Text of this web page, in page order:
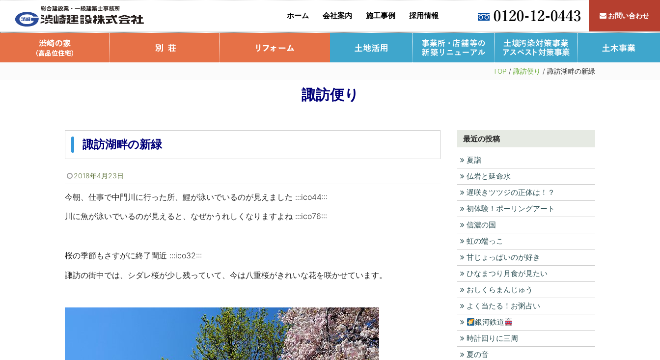
ホーム 会社案内
会社案内 社長挨拶 社員紹介 すわっこ倶楽部
施工事例
渋崎の家（高品位住宅） 事業所・店舗・介護施設
採用情報 お問い合わせ
家づくりの流れ
リフォーム施工事例
TOP / 諏訪便り / 諏訪湖畔の新緑
諏訪便り
諏訪湖畔の新緑
2018年4月23日
今朝、仕事で中門川に行った所、鯉が泳いでいるのが見えました :::ico44:::
川に魚が泳いでいるのが見えると、なぜかうれしくなりますよね :::ico76:::
桜の季節もさすがに終了間近 :::ico32:::
諏訪の街中では、シダレ桜が少し残っていて、今は八重桜がきれいな花を咲かせています。
最近の投稿
夏詣
仏岩と延命水
遅咲きツツジの正体は！？
初体験！ポーリングアート
信濃の国
虹の端っこ
甘じょっぱいのが好き
ひなまつり月食が見たい
おしくらまんじゅう
よく当たる！お粥占い
銀河鉄道
時計回りに三周
夏の音